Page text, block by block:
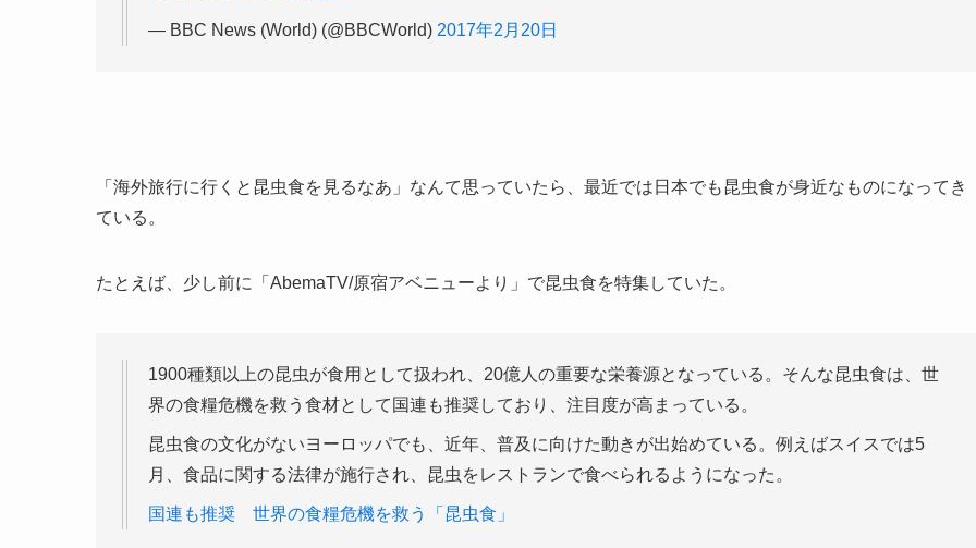
— BBC News (World) (@BBCWorld) 2017年2月20日
「海外旅行に行くと昆虫食を見るなあ」なんて思っていたら、最近では日本でも昆虫食が身近なものになってき
ている。
たとえば、少し前に「AbemaTV/原宿アベニューより」で昆虫食を特集していた。
1900種類以上の昆虫が食用として扱われ、20億人の重要な栄養源となっている。そんな昆虫食は、世
界の食糧危機を救う食材として国連も推奨しており、注目度が高まっている。
昆虫食の文化がないヨーロッパでも、近年、普及に向けた動きが出始めている。例えばスイスでは5
月、食品に関する法律が施行され、昆虫をレストランで食べられるようになった。
国連も推奨 世界の食糧危機を救う「昆虫食」